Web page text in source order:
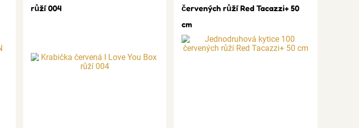
růží 004
červených růží Red Tacazzi+ 50
cm